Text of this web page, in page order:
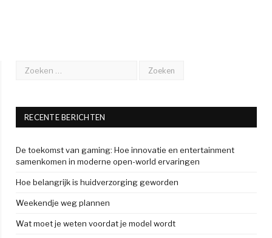
RECENTE BERICHTEN
De toekomst van gaming: Hoe innovatie en entertainment
samenkomen in moderne open-world ervaringen
Hoe belangrijk is huidverzorging geworden
Weekendje weg plannen
Wat moet je weten voordat je model wordt